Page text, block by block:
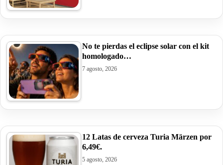
No te pierdas el eclipse solar con el kit
homologado…
7 agosto, 2026
12 Latas de cerveza Turia Märzen por
6,49€.
5 agosto, 2026